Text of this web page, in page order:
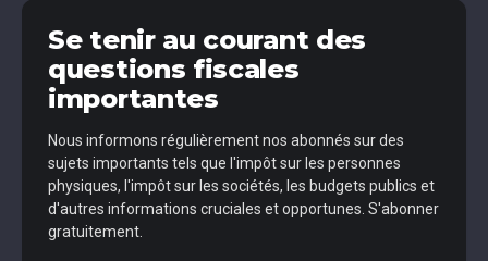
Se tenir au courant des
questions fiscales
importantes
Nous informons régulièrement nos abonnés sur des
sujets importants tels que l'impôt sur les personnes
physiques, l'impôt sur les sociétés, les budgets publics et
d'autres informations cruciales et opportunes. S'abonner
gratuitement.